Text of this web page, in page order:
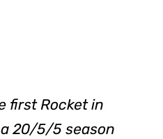
first Rocket in
20/5/5 season